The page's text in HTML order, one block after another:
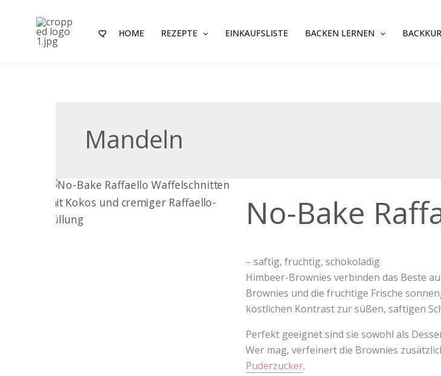
springen
HOME REZEPTE EINKAUFSLISTE BACKEN LERNEN
Mandeln
No-Bake
– saftig, fruchtig, schokoladig
Himbeer-Brownies verbinden das Beste
Brownies und die fruchtige Frische
köstlichen Kontrast zur süßen, saftigen
Perfekt geeignet sind sie sowohl als
Wer mag, verfeinert die Brownies
Puderzucker.
Bake
Raffaello